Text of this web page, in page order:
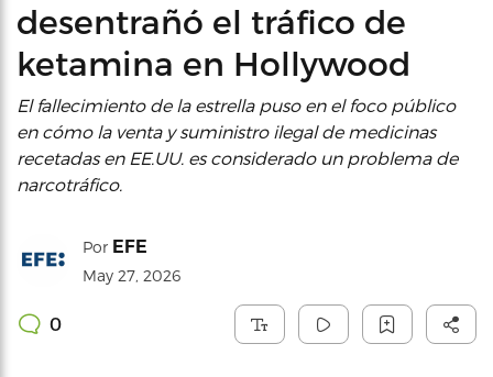
desentrañó el tráfico de
ketamina en Hollywood
El fallecimiento de la estrella puso en el foco público
en cómo la venta y suministro ilegal de medicinas
recetadas en EE.UU. es considerado un problema de
narcotráfico.
Por EFE
May 27, 2026
0